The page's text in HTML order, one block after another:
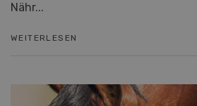
Nähr...
WEITERLESEN